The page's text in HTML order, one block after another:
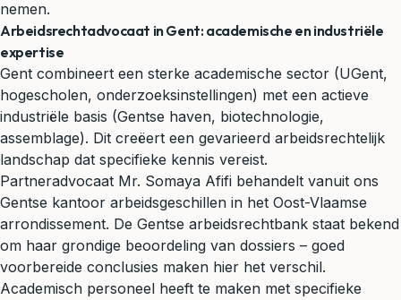
nemen.
Arbeidsrechtadvocaat in Gent: academische en industriële
expertise
Gent combineert een sterke academische sector (UGent,
hogescholen, onderzoeksinstellingen) met een actieve
industriële basis (Gentse haven, biotechnologie,
assemblage). Dit creëert een gevarieerd arbeidsrechtelijk
landschap dat specifieke kennis vereist.
Partneradvocaat Mr. Somaya Afifi behandelt vanuit ons
Gentse kantoor arbeidsgeschillen in het Oost-Vlaamse
arrondissement. De Gentse arbeidsrechtbank staat bekend
om haar grondige beoordeling van dossiers – goed
voorbereide conclusies maken hier het verschil.
Academisch personeel heeft te maken met specifieke